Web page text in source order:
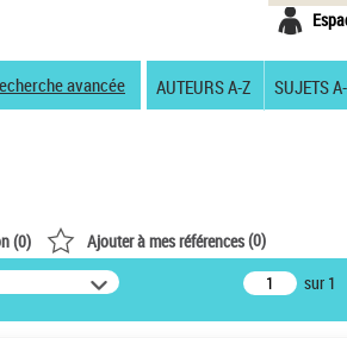
avancée AUTEURS A-Z SUJETS
(0) Ajouter à mes références(0)
sur 1